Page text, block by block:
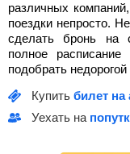
различных
поездки непросто.
сделать бронь на
полное
подобрать недорогой
Купить билет на
Уехать на